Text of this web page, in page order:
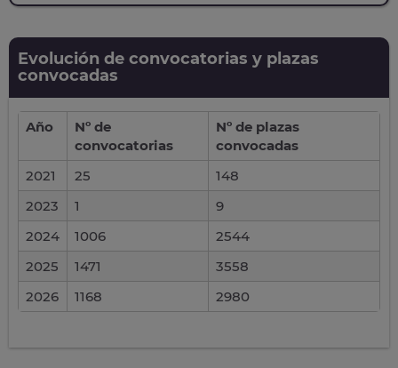
Evolución de convocatorias y plazas
convocadas
Año
Nº de
convocatorias
Nº de plazas
convocadas
2021
25
148
2023
1
9
2024
1006
2544
2025
1471
3558
2026
1168 2980